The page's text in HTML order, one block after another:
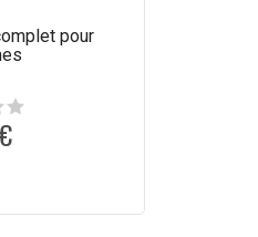
pour